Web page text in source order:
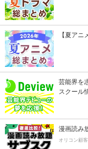
【夏ア
芸能界を
スクール
漫画読み
オリコン顧